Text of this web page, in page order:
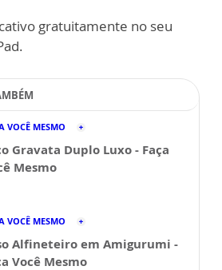
gratuitamente no seu
VOCÊ MESMO
Gravata Duplo Luxo - Faça
Mesmo
VOCÊ MESMO
Alfineteiro em Amigurumi -
Você Mesmo